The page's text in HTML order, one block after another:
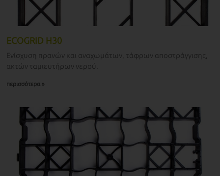
ECOGRID H30
Ενίσχυση πρανών και αναχωμάτων, τάφρων αποστράγγισης,
ακτών ταμιευτήρων νερού.
περισσότερα »